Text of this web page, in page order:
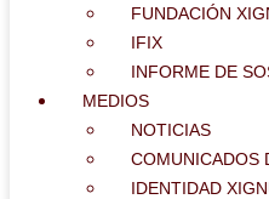
FUNDACIÓN
IFIX
INFORME DE
MEDIOS
NOTICIAS
COMUNICADOS
IDENTIDAD